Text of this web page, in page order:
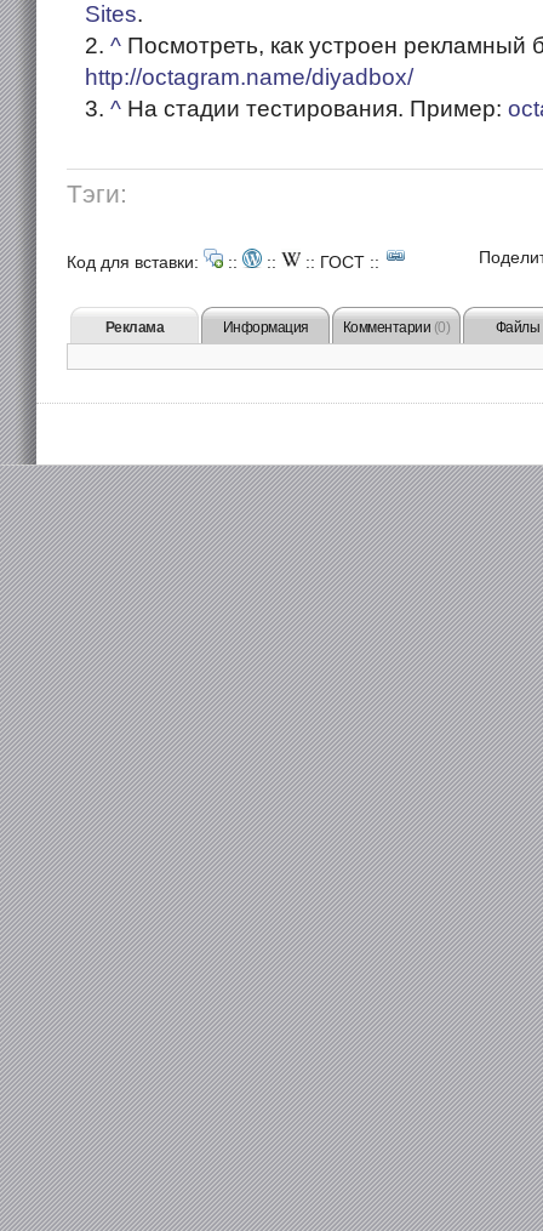
Sites.
^ Посмотреть, как устроен рекламный
http://octagram.name/diyadbox/
^ На стадии тестирования. Пример:
Тэги:
Код для вставки: :: :: :: ГОСТ ::
Реклама Информация Комментарии (0) Файлы